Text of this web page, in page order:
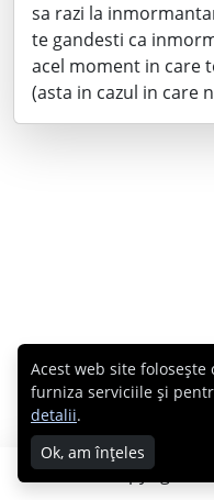
sa razi la
te gandesti ca
acel moment in care
(asta in cazul in care
Copyright ©
Acest web site
furniza serviciile și
detalii.
Ok, am înțeles